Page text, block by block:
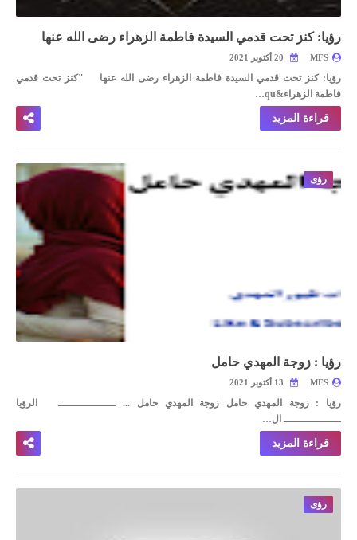
رؤيا: كنز تحت قدمي السيدة فاطمة الزهراء رضى الله عنها
MFS
رؤيا: كنز تحت قدمي السيدة فاطمة الزهراء رضى الله عنها "كنز تحت قدمي
فاطمة الزهراء&qu…
قراءة المزيد
رؤى
رؤيا : زوجة المهدي حامل
MFS
رؤيا : زوجة المهدي حامل زوجة المهدي حامل ... ــــــــــــــــــ الرؤيا
ــــــــــــــــــ ال…
قراءة المزيد
رؤى